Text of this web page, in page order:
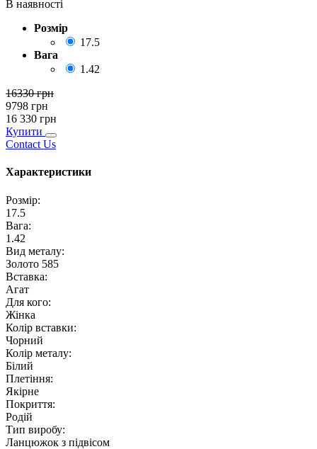
В наявності
Розмір
17.5
Вага
1.42
16330грн
9798 грн
16 330 грн
Купити
Contact Us
Характеристики
Розмір:
17.5
Вага:
1.42
Вид металу:
Золото 585
Вставка:
Агат
Для кого:
Жінка
Колір вставки:
Чорний
Колір металу:
Білий
Плетіння:
Якірне
Покриття:
Родій
Тип виробу:
Ланцюжок з підвісом